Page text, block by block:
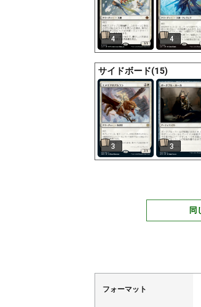
4 4
サイドボード(15)
3 3
同
フォーマット